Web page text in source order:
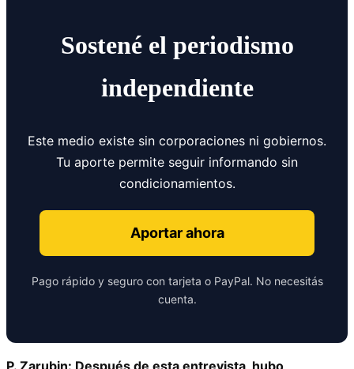
Sostené el periodismo
independiente
Este medio existe sin corporaciones ni gobiernos.
Tu aporte permite seguir informando sin
condicionamientos.
Aportar ahora
Pago rápido y seguro con tarjeta o PayPal. No necesitás
cuenta.
P. Zarubin: Después de esta entrevista, hubo